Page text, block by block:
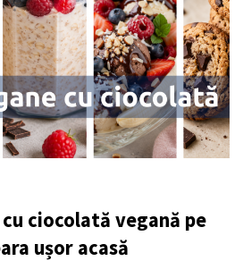
ciocolată vegană pe
ușor acasă